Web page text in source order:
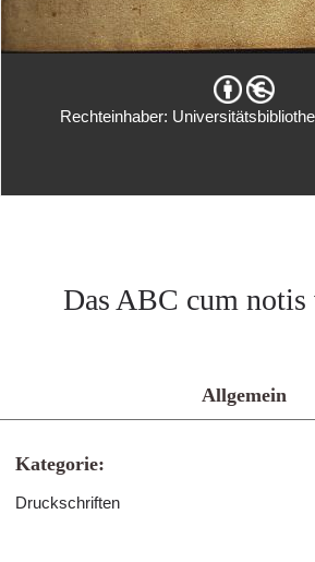
Rechteinhaber:
Das ABC cum notis
Allgemein
Kategorie:
Druckschriften